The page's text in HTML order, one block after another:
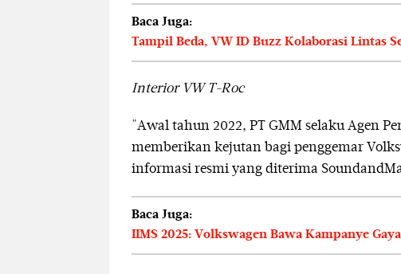
Baca Juga:
Tampil Beda, VW ID Buzz Kolaborasi Lintas
Interior VW T-Roc
"Awal tahun 2022, PT GMM selaku Agen
memberikan kejutan bagi penggemar
informasi resmi yang diterima
Baca Juga:
IIMS 2025: Volkswagen Bawa Kampanye